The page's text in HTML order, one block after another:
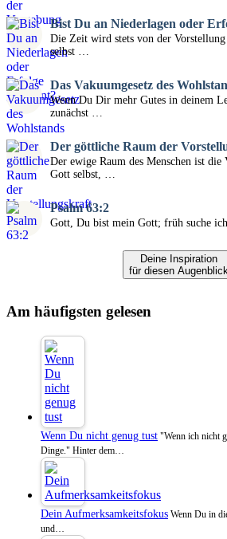
Bist Du an Niederlagen oder
Die Zeit wird stets von der Vorstellung
selbst …
Das Vakuumgesetz des
Wenn Du Dir mehr Gutes in deinem
zunächst …
Der göttliche Raum der
Der ewige Raum des Menschen ist
Gott selbst, …
Psalm 63:2
Gott, Du bist mein Gott; früh suche
Deine Inspiration
für diesen
Am häufigsten gelesen
Wenn Du nicht genug tust "Wenn ich nicht
Dinge." Hinter dem…
Dein Aufmerksamkeitsfokus Wenn Du in
und…